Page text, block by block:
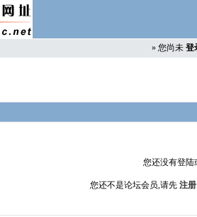
» 您尚未 登
您还没有登陆
您还不是论坛会员,请先 注册